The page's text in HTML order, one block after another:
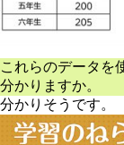
これらのデータを
分かりますか。
分かりそうです。